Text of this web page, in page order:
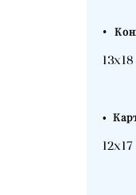
•
13х18
•
12х17